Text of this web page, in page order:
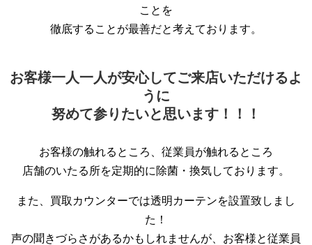
ことを
徹底することが最善だと考えております。
お客様一人一人が安心してご来店いただけるよ
うに
努めて参りたいと思います！！！
お客様の触れるところ、従業員が触れるところ
店舗のいたる所を定期的に除菌・換気しております。
また、買取カウンターでは透明カーテンを設置致しまし
た！
声の聞きづらさがあるかもしれませんが、お客様と従業員